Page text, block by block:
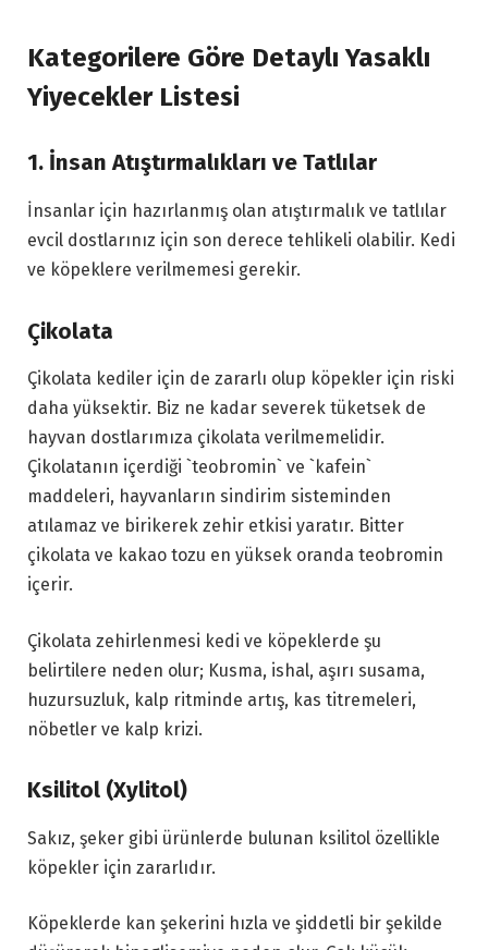
Kategorilere Göre Detaylı Yasaklı
Yiyecekler Listesi
1. İnsan Atıştırmalıkları ve Tatlılar
İnsanlar için hazırlanmış olan atıştırmalık ve tatlılar
evcil dostlarınız için son derece tehlikeli olabilir. Kedi
ve köpeklere verilmemesi gerekir.
Çikolata
Çikolata kediler için de zararlı olup köpekler için riski
daha yüksektir. Biz ne kadar severek tüketsek de
hayvan dostlarımıza çikolata verilmemelidir.
Çikolatanın içerdiği `teobromin` ve `kafein`
maddeleri, hayvanların sindirim sisteminden
atılamaz ve birikerek zehir etkisi yaratır. Bitter
çikolata ve kakao tozu en yüksek oranda teobromin
içerir.
Çikolata zehirlenmesi kedi ve köpeklerde şu
belirtilere neden olur; Kusma, ishal, aşırı susama,
huzursuzluk, kalp ritminde artış, kas titremeleri,
nöbetler ve kalp krizi.
Ksilitol (Xylitol)
Sakız, şeker gibi ürünlerde bulunan ksilitol özellikle
köpekler için zararlıdır.
Köpeklerde kan şekerini hızla ve şiddetli bir şekilde